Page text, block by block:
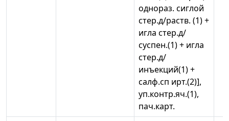
однораз. сиглой
стер.д/раств. (1) +
игла стер.д/
суспен.(1) + игла
стер.д/
инъекций(1) +
салф.сп ирт.(2)],
уп.контр.яч.(1),
пач.карт.